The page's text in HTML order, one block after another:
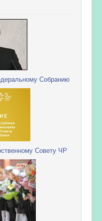
Собранию
Совету ЧР